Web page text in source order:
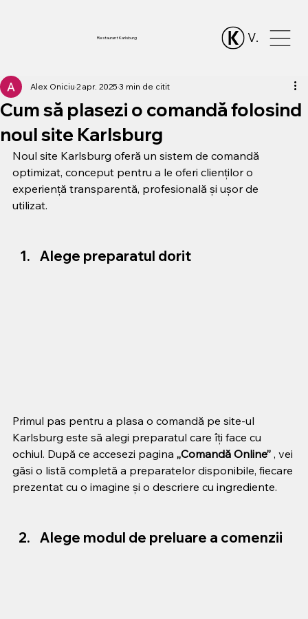
Restaurant Karlsburg Vezi punctele
Cum să plasezi o comandă folosind
noul site Karlsburg
Alex Oniciu 2 apr. 2025 3 min de citit
Noul site Karlsburg oferă un sistem de comandă
optimizat, conceput pentru a le oferi clienților o
experiență transparentă, profesională și ușor de
utilizat.
Alege preparatul dorit
Primul pas pentru a plasa o comandă pe site-ul
Karlsburg este să alegi preparatul care îți face cu
ochiul. După ce accesezi pagina „Comandă Online” , vei
găsi o listă completă a preparatelor disponibile, fiecare
prezentat cu o imagine și o descriere cu ingrediente.
Alege modul de preluare a comenzii